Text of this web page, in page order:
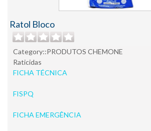
Ratol Bloco
Category::PRODUTOS CHEMONE
Raticidas
FICHA TÉCNICA
FISPQ
FICHA EMERGÊNCIA